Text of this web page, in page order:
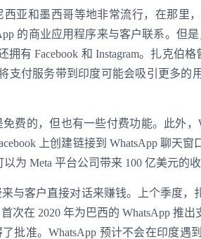
西亚和墨西哥等地非常流行，在那里
的商业应用程序来与客户联系。但
有 Facebook 和 Instagram。扎克伯
支付服务带到印度可能会吸引更多的
费的，但也有一些付费功能。此外
上创建链接到 WhatsApp 聊天
为 Meta 平台公司带来 100 亿美元的收
与客户直接对话来赚钱。上个季度
次在 2020 年为巴西的 WhatsApp 推
批准。WhatsApp 预计不会在印度
我已阅读并同意通
不了，谢谢
登录
登